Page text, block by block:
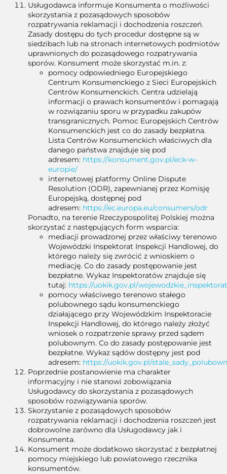
Usługodawca informuje Konsumenta o możliwości
skorzystania z pozasądowych sposobów
rozpatrywania reklamacji i dochodzenia roszczeń.
Zasady dostępu do tych procedur dostępne są w
siedzibach lub na stronach internetowych podmiotów
uprawnionych do pozasądowego rozpatrywania
sporów. Konsument może skorzystać m.in. z:
pomocy odpowiedniego Europejskiego
Centrum Konsumenckiego z Sieci Europejskich
Centrów Konsumenckich. Centra udzielają
informacji o prawach konsumentów i pomagają
w rozwiązaniu sporu w przypadku zakupów
transgranicznych. Pomoc Europejskich Centrów
Konsumenckich jest co do zasady bezpłatna.
Lista Centrów Konsumenckich właściwych dla
danego państwa znajduje się pod
adresem: https://konsument.gov.pl/eck-w-
europie/
internetowej platformy Online Dispute
Resolution (ODR), zapewnianej przez Komisję
Europejską, dostępnej pod
adresem: https://ec.europa.eu/consumers/odr
Ponadto, na terenie Rzeczypospolitej Polskiej można
skorzystać z następujących form wsparcia:
mediacji prowadzonej przez właściwy terenowo
Wojewódzki Inspektorat Inspekcji Handlowej, do
którego należy się zwrócić z wnioskiem o
mediację. Co do zasady postępowanie jest
bezpłatne. Wykaz Inspektoratów znajduje się
tutaj: https://uokik.gov.pl/
pomocy właściwego terenowo stałego
polubownego sądu konsumenckiego
działającego przy Wojewódzkim Inspektoracie
Inspekcji Handlowej, do którego należy złożyć
wniosek o rozpatrzenie sprawy przed sądem
polubownym. Co do zasady postępowanie jest
bezpłatne. Wykaz sądów dostępny jest pod
adresem: https://uokik.gov.pl/
Poprzednie postanowienie ma charakter
informacyjny i nie stanowi zobowiązania
Usługodawcy do skorzystania z pozasądowych
sposobów rozwiązywania sporów.
Skorzystanie z pozasądowych sposobów
rozpatrywania reklamacji i dochodzenia roszczeń jest
dobrowolne zarówno dla Usługodawcy jak i
Konsumenta.
Konsument może dodatkowo skorzystać z bezpłatnej
pomocy miejskiego lub powiatowego rzecznika
konsumentów.